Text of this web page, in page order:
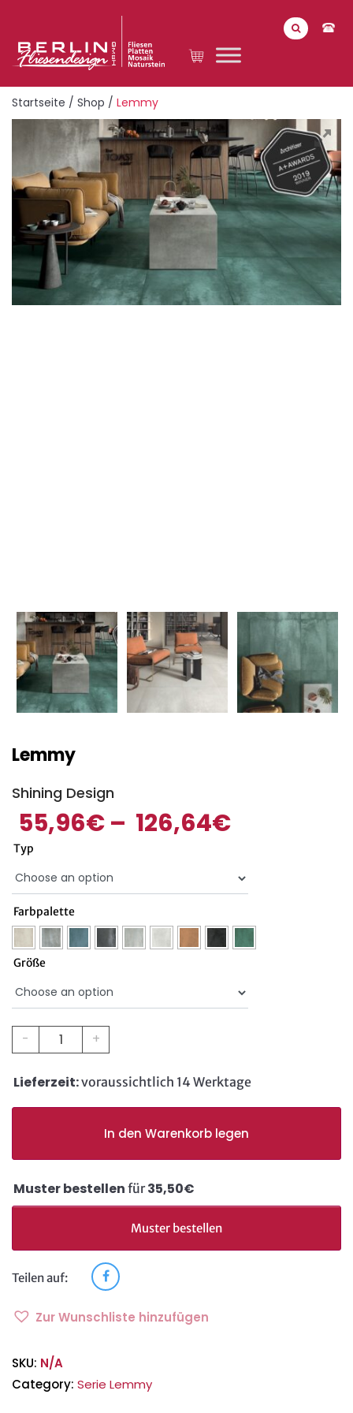
Startseite / Shop / Lemmy
Lemmy
Shining Design
€
55,96 – €
126,64
Typ
Farbpalette
Größe
Muster bestellen
-
Lemmy
quantity
+
Lieferzeit:voraussichtlich 14 Werktage
In den Warenkorb legen
Teilen auf:
Muster bestellen für35,50€
Zur Wunschliste hinzufügen
SKU: N/A
Category: Serie Lemmy